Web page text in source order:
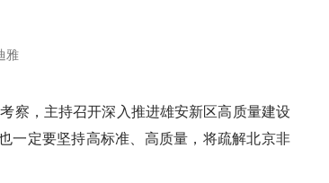
雅
察，主持召开深入推进雄安新区高质量建设
一定要坚持高标准、高质量，将疏解北京非